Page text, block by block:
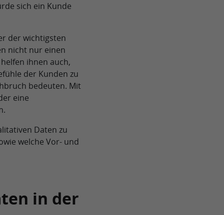
sich ein Kunde
der wichtigsten
nicht nur einen
ihnen auch,
der Kunden zu
bedeuten. Mit
eine
Daten zu
welche Vor- und
in der